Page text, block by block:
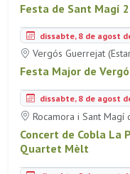
Festa de Sant Magí
dissabte, 8 de agost
Vergós Guerrejat
Festa Major de
dissabte, 8 de agost
Rocamora i Sant Magí
Concert de Cobla
Quartet Mèlt